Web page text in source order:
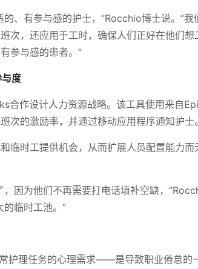
、有参与感的护士，”Rocchio博士说。“我
次，还应用于工时，确保人们正好在他们想
参与感的患者。”
度
合作设计人力资源战略。该工具使用来自
次的激励率，并通过移动应用程序通知护士。
临时工提供机会，从而扩展人员配置能力而
因为他们不再需要打电话填补空缺，
临时工池。”
护理任务的心理需求——是导致职业倦怠的